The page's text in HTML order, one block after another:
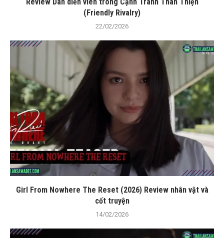
Review Dàn diễn viên trong Cạnh Tranh Thân Thiện
(Friendly Rivalry)
22/02/2026
Girl From Nowhere The Reset (2026) Review nhân vật và
cốt truyện
14/02/2026